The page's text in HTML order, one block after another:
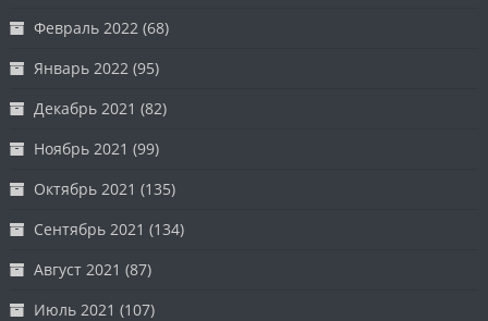
Февраль 2022 (68)
Январь 2022 (95)
Декабрь 2021 (82)
Ноябрь 2021 (99)
Октябрь 2021 (135)
Сентябрь 2021 (134)
Август 2021 (87)
Июль 2021 (107)